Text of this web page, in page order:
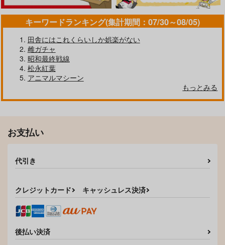
キーワードランキング(集計期間：07/30～08/05)
田舎にはこれくらいしか娯楽がない
雌ガチャ
昭和最終戦線
松永紅葉
アニマルマシーン
もっとみる
お支払い
代引き
クレジットカード キャッシュレス決済
後払い決済